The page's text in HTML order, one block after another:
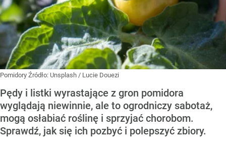
Pomidory Źródło: Unsplash / Lucie Douezi
Pędy i listki wyrastające z gron pomidora
wyglądają niewinnie, ale to ogrodniczy sabotaż,
mogą osłabiać roślinę i sprzyjać chorobom.
Sprawdź, jak się ich pozbyć i polepszyć zbiory.